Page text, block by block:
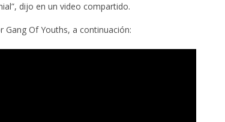
dijo en un video compartido.
Gang Of Youths, a continuación: